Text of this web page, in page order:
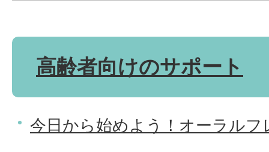
高齢者向けのサポート
今日から始めよう！オーラルフ